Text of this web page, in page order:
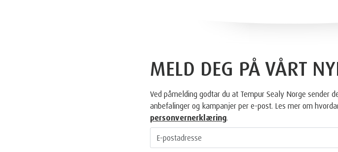
MELD DEG PÅ VÅRT
Ved påmelding godtar du at Tempur Sealy Norge sender
anbefalinger og kampanjer per e-post. Les mer om
personvernerklæring.